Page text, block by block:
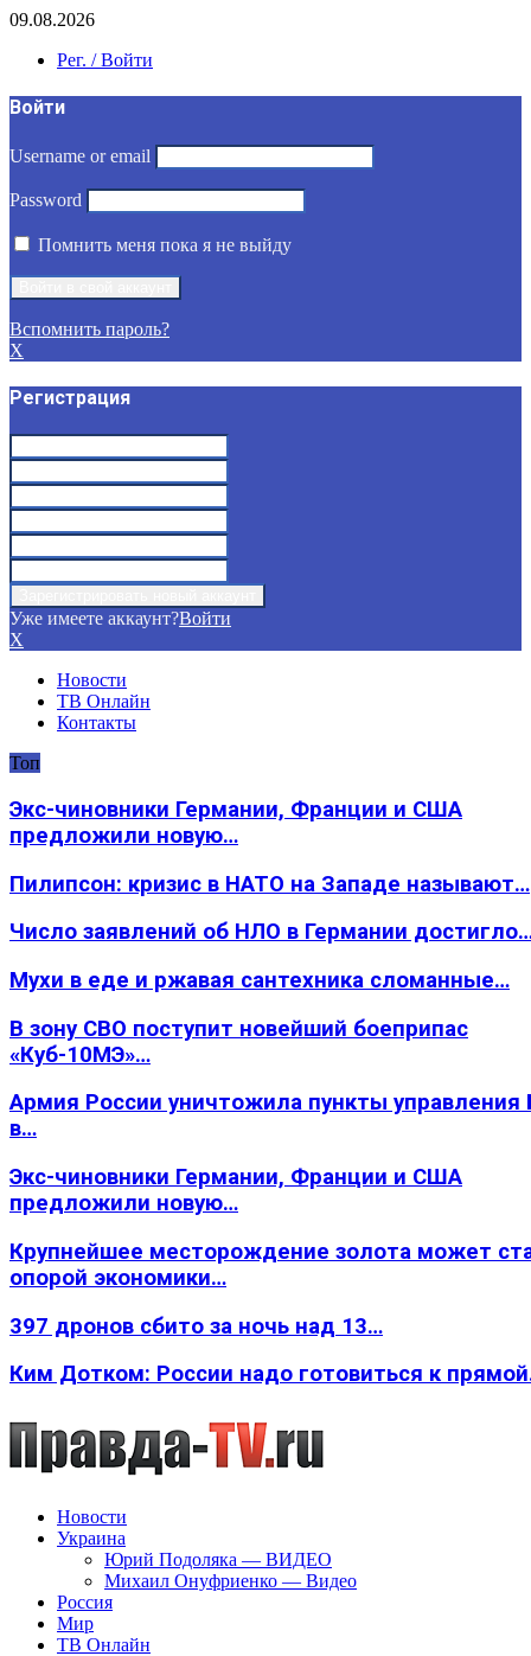
09.08.2026
Рег. / Войти
Войти
Username or email
Password
Помнить меня пока я не выйду
Вспомнить пароль?
X
Регистрация
Уже имеете аккаунт?Войти
X
Новости
ТВ Онлайн
Контакты
Топ
Экс-чиновники Германии, Франции и США
предложили новую…
Пилипсон: кризис в НАТО на Западе называют…
Число заявлений об НЛО в Германии
Мухи в еде и ржавая сантехника сломанные…
В зону СВО поступит новейший боеприпас
«Куб-10МЭ»…
Армия России уничтожила пункты
в…
Экс-чиновники Германии, Франции и США
предложили новую…
Крупнейшее месторождение золота может
опорой экономики…
397 дронов сбито за ночь над 13…
Ким Дотком: России надо готовиться к
Новости
Украина
Юрий Подоляка — ВИДЕО
Михаил Онуфриенко — Видео
Россия
Мир
ТВ Онлайн